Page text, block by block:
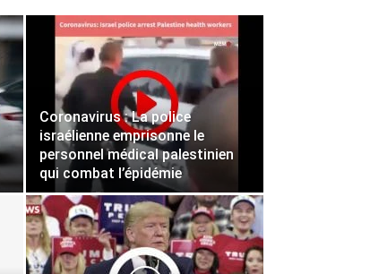
Coronavirus : La police
israélienne emprisonne le
personnel médical palestinien
qui combat l’épidémie